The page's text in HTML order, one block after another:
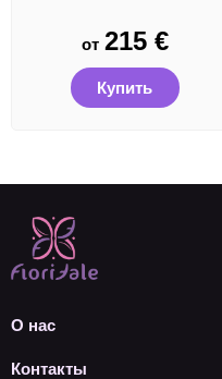
от 215 €
Купить
О нас
Контакты